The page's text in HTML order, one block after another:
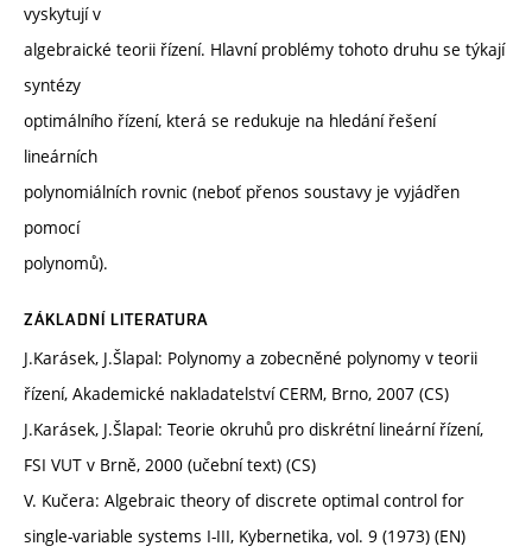
vyskytují v
algebraické teorii řízení. Hlavní problémy tohoto druhu se týkají
syntézy
optimálního řízení, která se redukuje na hledání řešení
lineárních
polynomiálních rovnic (neboť přenos soustavy je vyjádřen
pomocí
polynomů).
ZÁKLADNÍ LITERATURA
J.Karásek, J.Šlapal: Polynomy a zobecněné polynomy v teorii
řízení, Akademické nakladatelství CERM, Brno, 2007 (CS)
J.Karásek, J.Šlapal: Teorie okruhů pro diskrétní lineární řízení,
FSI VUT v Brně, 2000 (učební text) (CS)
V. Kučera: Algebraic theory of discrete optimal control for
single-variable systems I-III, Kybernetika, vol. 9 (1973) (EN)